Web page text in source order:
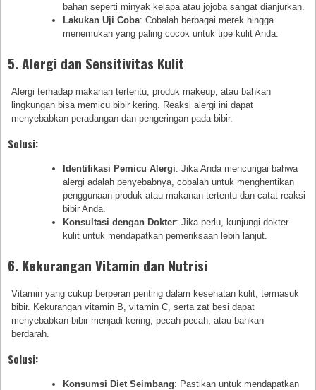
bahan seperti minyak kelapa atau jojoba sangat dianjurkan.
Lakukan Uji Coba: Cobalah berbagai merek hingga
menemukan yang paling cocok untuk tipe kulit Anda.
5. Alergi dan Sensitivitas Kulit
Alergi terhadap makanan tertentu, produk makeup, atau bahkan
lingkungan bisa memicu bibir kering. Reaksi alergi ini dapat
menyebabkan peradangan dan pengeringan pada bibir.
Solusi:
Identifikasi Pemicu Alergi: Jika Anda mencurigai bahwa
alergi adalah penyebabnya, cobalah untuk menghentikan
penggunaan produk atau makanan tertentu dan catat reaksi
bibir Anda.
Konsultasi dengan Dokter: Jika perlu, kunjungi dokter
kulit untuk mendapatkan pemeriksaan lebih lanjut.
6. Kekurangan Vitamin dan Nutrisi
Vitamin yang cukup berperan penting dalam kesehatan kulit, termasuk
bibir. Kekurangan vitamin B, vitamin C, serta zat besi dapat
menyebabkan bibir menjadi kering, pecah-pecah, atau bahkan
berdarah.
Solusi:
Konsumsi Diet Seimbang: Pastikan untuk mendapatkan